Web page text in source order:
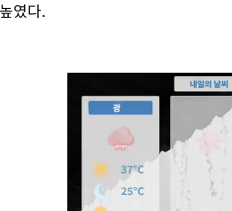
였다.